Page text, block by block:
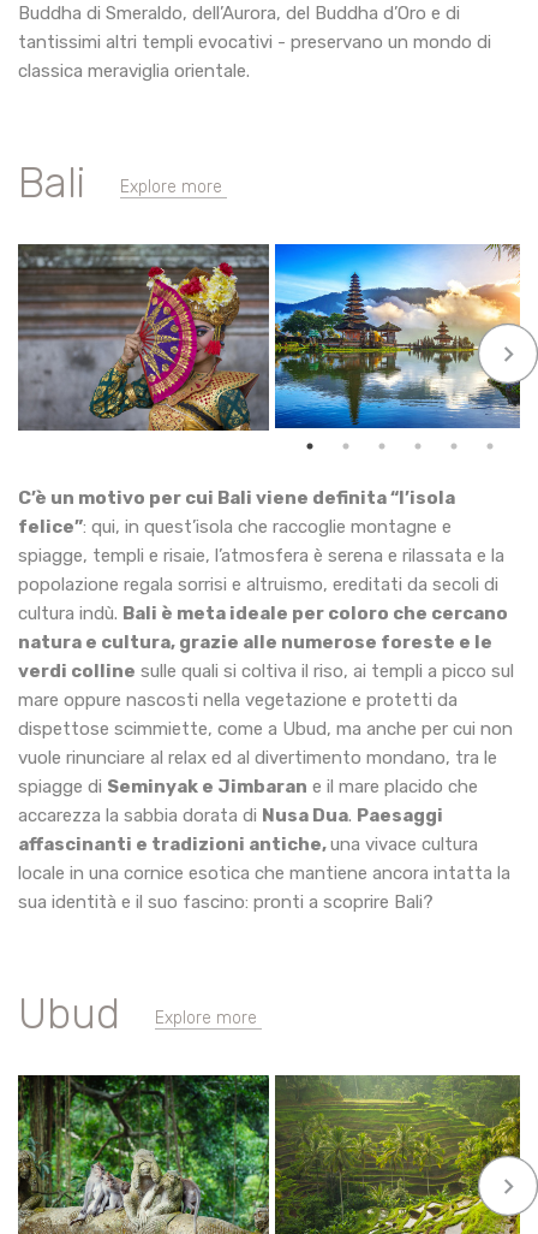
Buddha di Smeraldo, dell’Aurora, del Buddha d’Oro e di
tantissimi altri templi evocativi - preservano un mondo di
classica meraviglia orientale.
Bali Explore more
keyboard_arrow_right
C’è un motivo per cui Bali viene definita “l’isola
felice”: qui, in quest’isola che raccoglie montagne e
spiagge, templi e risaie, l’atmosfera è serena e rilassata e la
popolazione regala sorrisi e altruismo, ereditati da secoli di
cultura indù. Bali è meta ideale per coloro che cercano
natura e cultura, grazie alle numerose foreste e le
verdi colline sulle quali si coltiva il riso, ai templi a picco sul
mare oppure nascosti nella vegetazione e protetti da
dispettose scimmiette, come a Ubud, ma anche per cui non
vuole rinunciare al relax ed al divertimento mondano, tra le
spiagge di Seminyak e Jimbaran e il mare placido che
accarezza la sabbia dorata di Nusa Dua. Paesaggi
affascinanti e tradizioni antiche,una vivace cultura
locale in una cornice esotica che mantiene ancora intatta la
sua identità e il suo fascino: pronti a scoprire Bali?
Ubud Explore more
keyboard_arrow_right